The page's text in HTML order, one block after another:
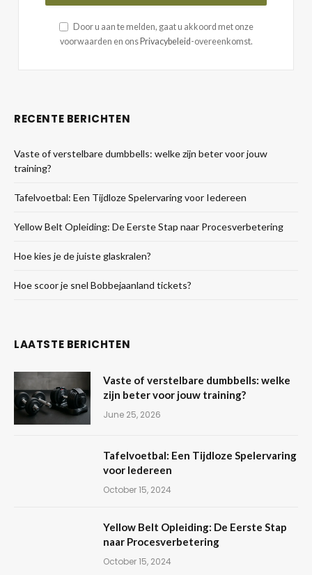
Door u aan te melden, gaat u akkoord met onze
voorwaarden en onsPrivacybeleid-overeenkomst.
RECENTE BERICHTEN
Vaste of verstelbare dumbbells: welke zijn beter voor jouw
training?
Tafelvoetbal: Een Tijdloze Spelervaring voor Iedereen
Yellow Belt Opleiding: De Eerste Stap naar Procesverbetering
Hoe kies je de juiste glaskralen?
Hoe scoor je snel Bobbejaanland tickets?
LAATSTE BERICHTEN
Vaste of verstelbare dumbbells: welke
zijn beter voor jouw training?
June 25, 2026
Tafelvoetbal: Een Tijdloze Spelervaring
voor Iedereen
October 15, 2024
Yellow Belt Opleiding: De Eerste Stap
naar Procesverbetering
October 15, 2024